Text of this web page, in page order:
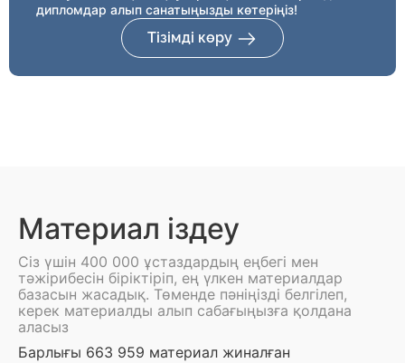
дипломдар алып санатыңызды көтеріңіз!
Тізімді көру
Материал іздеу
Сіз үшін 400 000 ұстаздардың еңбегі мен
тәжірибесін біріктіріп, ең үлкен материалдар
базасын жасадық. Төменде пәніңізді белгілеп,
керек материалды алып сабағыңызға қолдана
аласыз
Барлығы 663 959 материал жиналған